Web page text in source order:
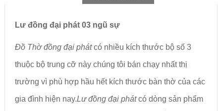
Lư đồng đại phát 03 ngũ sự
Đồ Thờ đồng đại phátcó nhiều kích thước bộ số 3
thuộc bộ trung cỡ này chúng tôi bán chạy nhất thị
trường vì phù hợp hầu hết kích thước bàn thờ của các
gia đình hiện nay.Lư đồng đại phátcó dòng sản phẩm